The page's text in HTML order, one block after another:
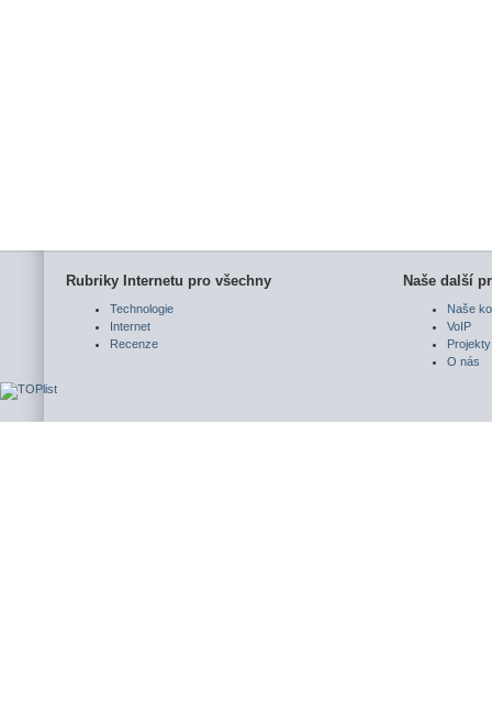
Rubriky Internetu pro všechny
Technologie
Internet
Recenze
Naše další
Naše
VoIP
Projekty
O nás